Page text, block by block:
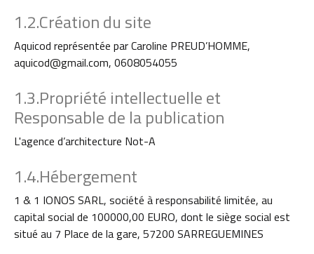
1.2.Création du site
Aquicod représentée par Caroline PREUD’HOMME,
aquicod@gmail.com, 0608054055
1.3.Propriété intellectuelle et
Responsable de la publication
L'agence d’architecture Not-A
1.4.Hébergement
1 & 1 IONOS SARL, société à responsabilité limitée, au
capital social de 100000,00 EURO, dont le siège social est
situé au 7 Place de la gare, 57200 SARREGUEMINES